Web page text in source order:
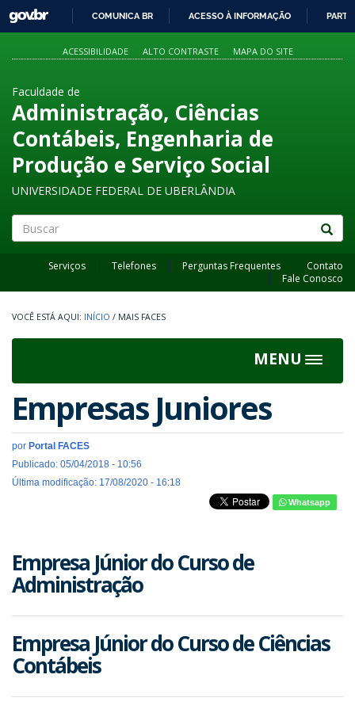
PARA
O
GOVBR
COMUNICA BR ACESSO À INFORMAÇÃO
ACESSIBILIDADE ALTO CONTRASTE MAPA DO SITE
Faculdade de
Administração, Ciências
Contábeis, Engenharia de
Produção e Serviço Social
UNIVERSIDADE FEDERAL DE UBERLÂNDIA
Serviços Telefones Perguntas Frequentes
Contato
Fale Conosco
INÍCIO / MAIS FACES
MENU
Toggle
Empresas Juniores
por Portal FACES
Publicado: 05/04/2018 - 10:56
Última modificação: 17/08/2020 - 16:18
Whatsapp
Empresa Júnior do Curso de
Administração
Empresa Júnior do Curso de Ciências
Contábeis